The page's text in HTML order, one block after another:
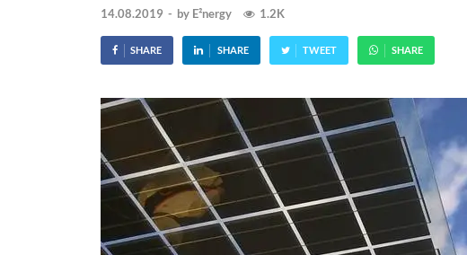
14.08.2019 - by E²nergy 1.2K
SHARE SHARE TWEET SHARE